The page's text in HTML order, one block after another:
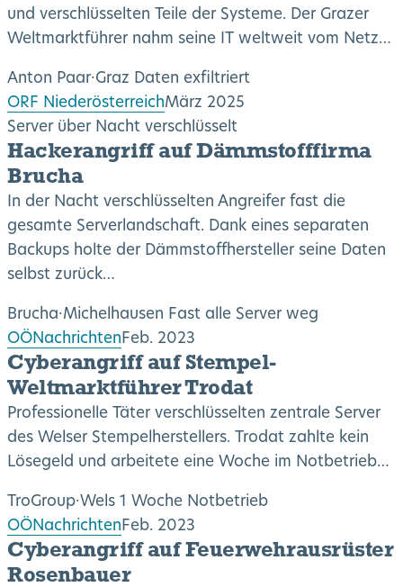
und verschlüsselten Teile der Systeme. Der Grazer
Weltmarktführer nahm seine IT weltweit vom Netz…
Anton Paar·Graz Daten exfiltriert
ORF NiederösterreichMärz 2025
Server über Nacht verschlüsselt
Hackerangriff auf Dämmstofffirma
Brucha
In der Nacht verschlüsselten Angreifer fast die
gesamte Serverlandschaft. Dank eines separaten
Backups holte der Dämmstoffhersteller seine Daten
selbst zurück…
Brucha·Michelhausen Fast alle Server weg
OÖNachrichtenFeb. 2023
Cyberangriff auf Stempel-
Weltmarktführer Trodat
Professionelle Täter verschlüsselten zentrale Server
des Welser Stempelherstellers. Trodat zahlte kein
Lösegeld und arbeitete eine Woche im Notbetrieb…
TroGroup·Wels 1 Woche Notbetrieb
OÖNachrichtenFeb. 2023
Cyberangriff auf Feuerwehrausrüster
Rosenbauer